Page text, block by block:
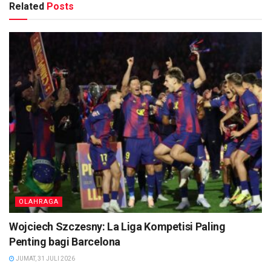
Related Posts
OLAHRAGA
Wojciech Szczesny: La Liga Kompetisi Paling
Penting bagi Barcelona
JUMAT, 31 JULI 2026